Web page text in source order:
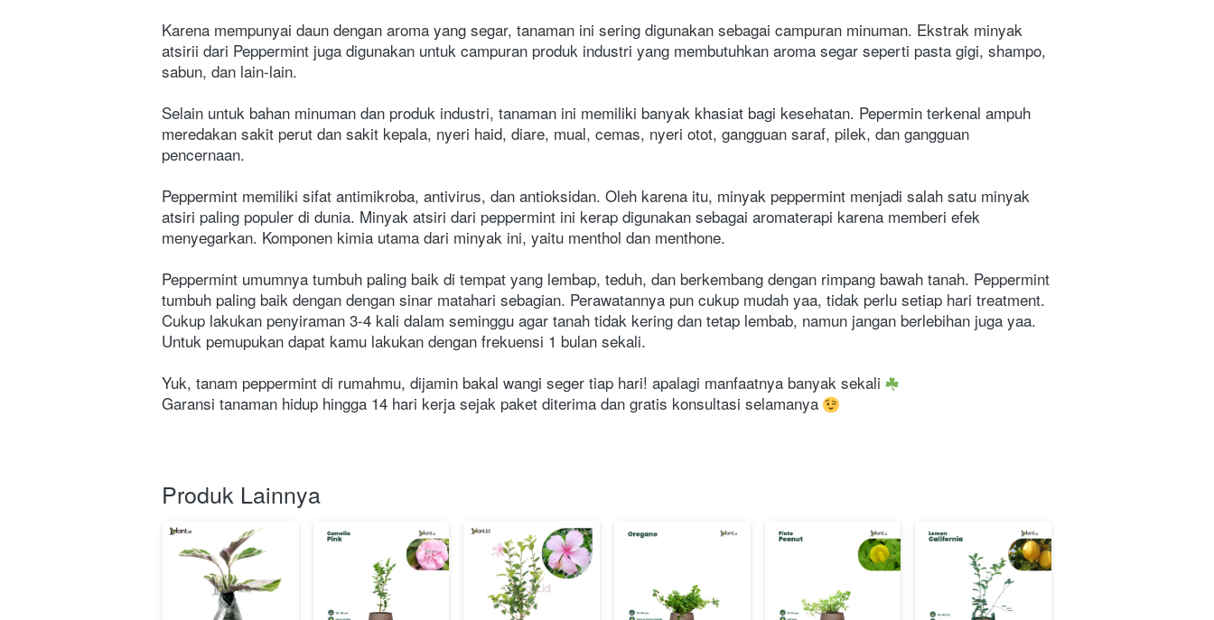
Karena mempunyai daun dengan aroma yang segar, tanaman ini sering digunakan sebagai campuran minuman. Ekstrak minyak
atsirii dari Peppermint juga digunakan untuk campuran produk industri yang membutuhkan aroma segar seperti pasta gigi, shampo,
sabun, dan lain-lain.
Selain untuk bahan minuman dan produk industri, tanaman ini memiliki banyak khasiat bagi kesehatan. Pepermin terkenal ampuh
meredakan sakit perut dan sakit kepala, nyeri haid, diare, mual, cemas, nyeri otot, gangguan saraf, pilek, dan gangguan
pencernaan.
Peppermint memiliki sifat antimikroba, antivirus, dan antioksidan. Oleh karena itu, minyak peppermint menjadi salah satu minyak
atsiri paling populer di dunia. Minyak atsiri dari peppermint ini kerap digunakan sebagai aromaterapi karena memberi efek
menyegarkan. Komponen kimia utama dari minyak ini, yaitu menthol dan menthone.
Peppermint umumnya tumbuh paling baik di tempat yang lembap, teduh, dan berkembang dengan rimpang bawah tanah. Peppermint
tumbuh paling baik dengan dengan sinar matahari sebagian. Perawatannya pun cukup mudah yaa, tidak perlu setiap hari treatment.
Cukup lakukan penyiraman 3-4 kali dalam seminggu agar tanah tidak kering dan tetap lembab, namun jangan berlebihan juga yaa.
Untuk pemupukan dapat kamu lakukan dengan frekuensi 1 bulan sekali.
Yuk, tanam peppermint di rumahmu, dijamin bakal wangi seger tiap hari! apalagi manfaatnya banyak sekali
Garansi tanaman hidup hingga 14 hari kerja sejak paket diterima dan gratis konsultasi selamanya
Produk Lainnya